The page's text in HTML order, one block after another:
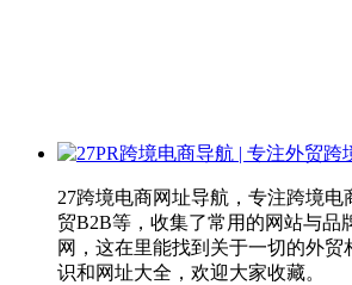
27跨境电商网址导航，专注跨境电
贸B2B等，收集了常用的网站与品
网，这在里能找到关于一切的外贸
识和网址大全，欢迎大家收藏。